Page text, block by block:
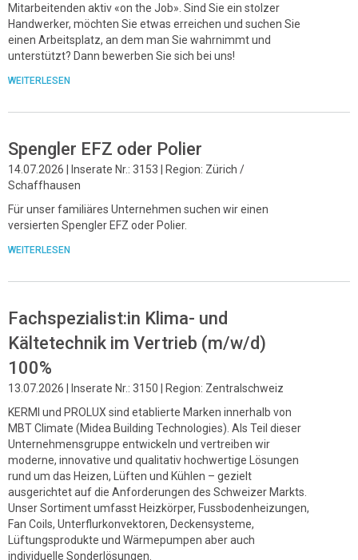
Mitarbeitenden aktiv «on the Job». Sind Sie ein stolzer
Handwerker, möchten Sie etwas erreichen und suchen Sie
einen Arbeitsplatz, an dem man Sie wahrnimmt und
unterstützt? Dann bewerben Sie sich bei uns!
WEITERLESEN
Spengler EFZ oder Polier
14.07.2026 | Inserate Nr.: 3153 | Region: Zürich /
Schaffhausen
Für unser familiäres Unternehmen suchen wir einen
versierten Spengler EFZ oder Polier.
WEITERLESEN
Fachspezialist:in Klima- und
Kältetechnik im Vertrieb (m/w/d)
100%
13.07.2026 | Inserate Nr.: 3150 | Region: Zentralschweiz
KERMI und PROLUX sind etablierte Marken innerhalb von
MBT Climate (Midea Building Technologies). Als Teil dieser
Unternehmensgruppe entwickeln und vertreiben wir
moderne, innovative und qualitativ hochwertige Lösungen
rund um das Heizen, Lüften und Kühlen – gezielt
ausgerichtet auf die Anforderungen des Schweizer Markts.
Unser Sortiment umfasst Heizkörper, Fussbodenheizungen,
Fan Coils, Unterflurkonvektoren, Deckensysteme,
Lüftungsprodukte und Wärmepumpen aber auch
individuelle Sonderlösungen.